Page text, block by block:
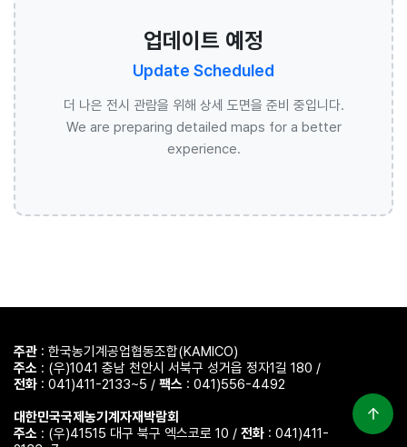
업데이트 예정
Update Scheduled
더 나은 전시 관람을 위해 상세 도면을 준비 중입니다.
We are preparing detailed maps for a better
experience.
주관 : 한국농기계공업협동조합(KAMICO)
주소 : (우)1041 충남 천안시 서북구 성거읍 정자1길 180 /
전화 : 041)411-2133~5 / 팩스 : 041)556-4492
대한민국국제농기계자재박람회
주소 : (우)41515 대구 북구 엑스코로 10 / 전화 : 041)411-